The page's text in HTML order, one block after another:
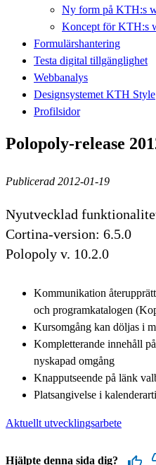
Ny form på KTH:s
Koncept för KTH:s
Formulärshantering
Testa digital tillgänglighet
Webbanalys
Designsystemet KTH Style
Profilsidor
Polopoly-release
Publicerad 2012-01-19
Nyutvecklad
Cortina-version: 6.5.0
Polopoly v. 10.2.0
Kommunikation
och programkatalogen
Kursomgång kan döljas i
Kompletterande innehåll
nyskapad omgång
Knapputseende på länk
Platsangivelse i
Aktuellt utvecklingsarbete
Hjälpte denna sida dig?